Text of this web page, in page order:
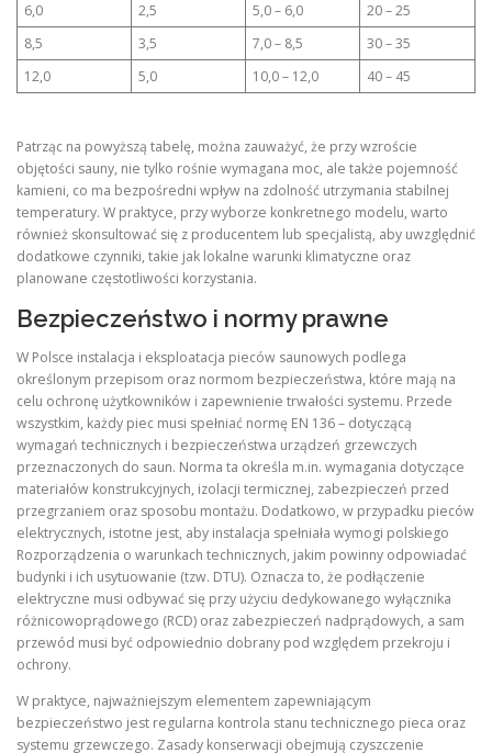
6,0
2,5 5,0 – 6,0
20 – 25
8,5
3,5 7,0 – 8,5
30 – 35
12,0
5,0 10,0 – 12,0 40 – 45
Patrząc na powyższą tabelę, można zauważyć, że przy wzroście
objętości sauny, nie tylko rośnie wymagana moc, ale także pojemność
kamieni, co ma bezpośredni wpływ na zdolność utrzymania stabilnej
temperatury. W praktyce, przy wyborze konkretnego modelu, warto
również skonsultować się z producentem lub specjalistą, aby uwzględnić
dodatkowe czynniki, takie jak lokalne warunki klimatyczne oraz
planowane częstotliwości korzystania.
Bezpieczeństwo i normy prawne
W Polsce instalacja i eksploatacja pieców saunowych podlega
określonym przepisom oraz normom bezpieczeństwa, które mają na
celu ochronę użytkowników i zapewnienie trwałości systemu. Przede
wszystkim, każdy piec musi spełniać normę EN 136 – dotyczącą
wymagań technicznych i bezpieczeństwa urządzeń grzewczych
przeznaczonych do saun. Norma ta określa m.in. wymagania dotyczące
materiałów konstrukcyjnych, izolacji termicznej, zabezpieczeń przed
przegrzaniem oraz sposobu montażu. Dodatkowo, w przypadku pieców
elektrycznych, istotne jest, aby instalacja spełniała wymogi polskiego
Rozporządzenia o warunkach technicznych, jakim powinny odpowiadać
budynki i ich usytuowanie (tzw. DTU). Oznacza to, że podłączenie
elektryczne musi odbywać się przy użyciu dedykowanego wyłącznika
różnicowoprądowego (RCD) oraz zabezpieczeń nadprądowych, a sam
przewód musi być odpowiednio dobrany pod względem przekroju i
ochrony.
W praktyce, najważniejszym elementem zapewniającym
bezpieczeństwo jest regularna kontrola stanu technicznego pieca oraz
systemu grzewczego. Zasady konserwacji obejmują czyszczenie